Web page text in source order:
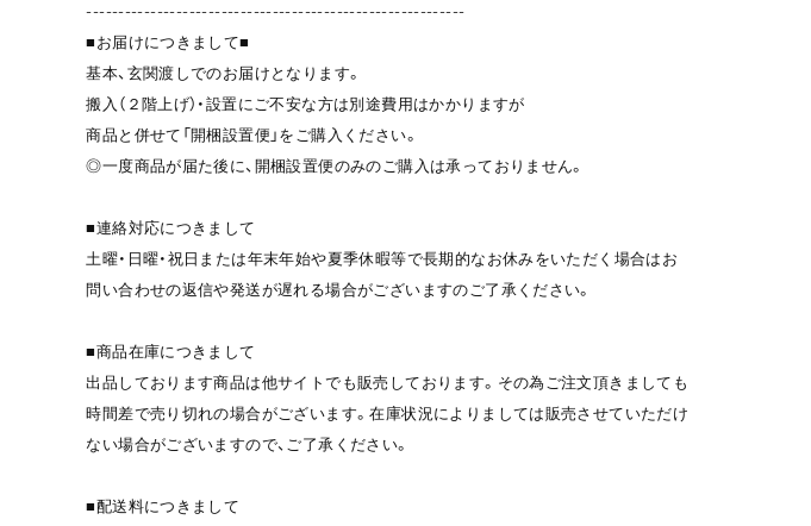
-----------------------------------------------------------
■お届けにつきまして■
基本、玄関渡しでのお届けとなります。
搬入（２階上げ）・設置にご不安な方は別途費用はかかりますが
商品と併せて「開梱設置便」をご購入ください。
◎一度商品が届た後に、開梱設置便のみのご購入は承っておりません。
■連絡対応につきまして
土曜・日曜・祝日または年末年始や夏季休暇等で長期的なお休みをいただく場合はお
問い合わせの返信や発送が遅れる場合がございますのご了承ください。
■商品在庫につきまして
出品しております商品は他サイトでも販売しております。その為ご注文頂きましても
時間差で売り切れの場合がございます。在庫状況によりましては販売させていただけ
ない場合がございますので、ご了承ください。
■配送料につきまして